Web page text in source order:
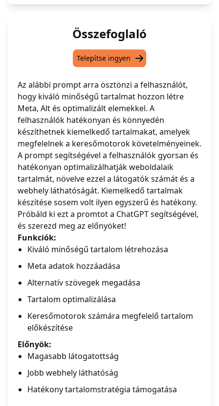
Összefoglaló
Telepítse ingyen
Az alábbi prompt arra ösztönzi a felhasználót,
hogy kiváló minőségű tartalmat hozzon létre
Meta, Alt és optimalizált elemekkel. A
felhasználók hatékonyan és könnyedén
készíthetnek kiemelkedő tartalmakat, amelyek
megfelelnek a keresőmotorok követelményeinek.
A prompt segítségével a felhasználók gyorsan és
hatékonyan optimalizálhatják weboldalaik
tartalmát, növelve ezzel a látogatók számát és a
webhely láthatóságát. Kiemelkedő tartalmak
készítése sosem volt ilyen egyszerű és hatékony.
Próbáld ki ezt a promtot a ChatGPT segítségével,
és szerezd meg az előnyöket!
Funkciók:
Kiváló minőségű tartalom létrehozása
Meta adatok hozzáadása
Alternatív szövegek megadása
Tartalom optimalizálása
Keresőmotorok számára megfelelő tartalom
előkészítése
Előnyök:
Magasabb látogatottság
Jobb webhely láthatóság
Hatékony tartalomstratégia támogatása